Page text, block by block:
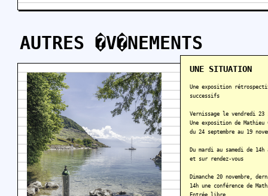
AUTRES �V�NEMENTS
UNE SITUATION
Une exposition
successifs
Vernissage le vendredi 23
Une exposition de
du 24 septembre au 19
Du mardi au samedi de 14h
et sur rendez-vous
Dimanche 20 novembre,
14h une conférence de